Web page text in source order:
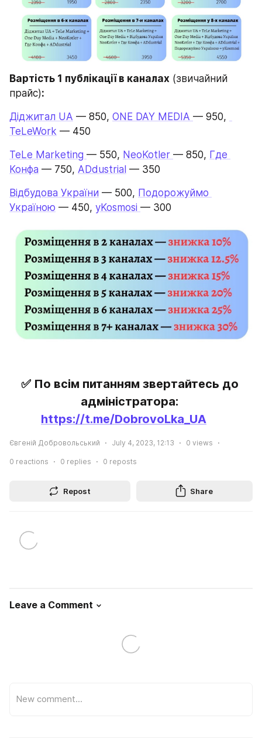
Вартість 1 публікації в каналах (звичайний
прайс):
Діджитал UA — 850, ONE DAY MEDIA
TeLeWork — 450
TeLe Marketing — 550, NeoKotler — 850, Где
Конфа — 750, ADdustrial — 350
Відбудова України — 500, Подорожуймо
Україною — 450, yKosmosi — 300
✅ По всім питанням звертайтесь до
https://t.me/DobrovoLka_UA
Євгеній Добровольський July 4, 2023, 12:13 0 views
0 reactions 0 replies 0 reposts
Repost Share
Leave a Comment